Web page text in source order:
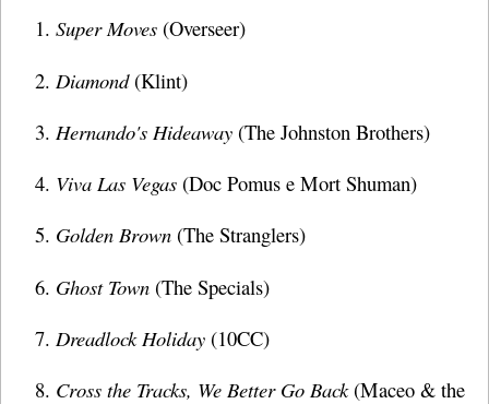
Super Moves (Overseer)
Diamond(Klint)
Hernando's Hideaway (The Johnston Brothers)
Viva Las Vegas (Doc Pomus e Mort Shuman)
Golden Brown (The Stranglers)
Ghost Town (The Specials)
Dreadlock Holiday (10CC)
Cross the Tracks, We Better Go Back(Maceo & the